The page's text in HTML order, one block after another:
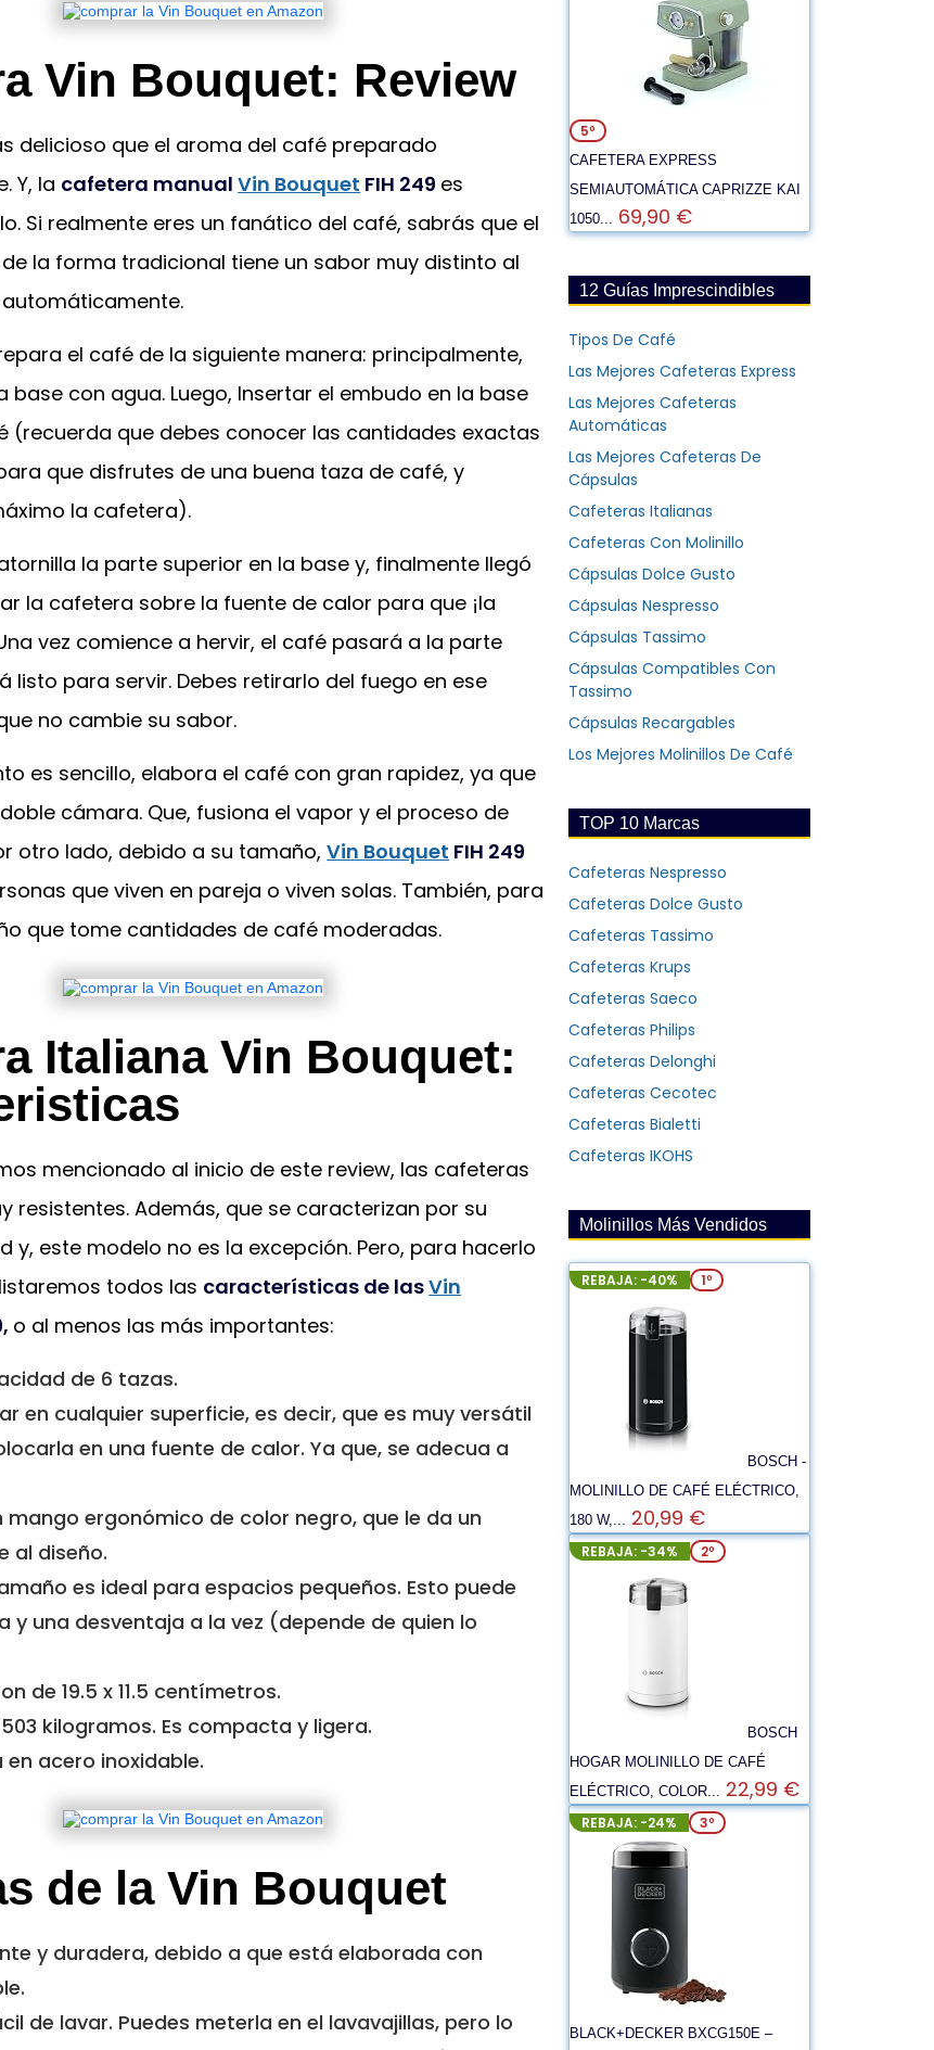
Vin Bouquet: Review
delicioso que el aroma del café preparado
Y, la cafetera manualVin Bouquet FIH 249 es
Si realmente eres un fanático del café, sabrás que el
la forma tradicional tiene un sabor muy distinto al
el café de la siguiente manera: principalmente,
base con agua. Luego, Insertar el embudo en la base
(recuerda que debes conocer las cantidades exactas
que disfrutes de una buena taza de café, y
la cafetera).
la parte superior en la base y, finalmente llegó
la cafetera sobre la fuente de calor para que ¡la
vez comience a hervir, el café pasará a la parte
listo para servir. Debes retirarlo del fuego en ese
no cambie su sabor.
es sencillo, elabora el café con gran rapidez, ya que
cámara. Que, fusiona el vapor y el proceso de
otro lado, debido a su tamaño,Vin Bouquet FIH 249
que viven en pareja o viven solas. También, para
que tome cantidades de café moderadas.
Italiana Vin Bouquet:
mencionado al inicio de este review, las cafeteras
resistentes. Además, que se caracterizan por su
y, este modelo no es la excepción. Pero, para hacerlo
todos las características de lasVin
o al menos las más importantes:
de 6 tazas.
en cualquier superficie, es decir, que es muy versátil
en una fuente de calor. Ya que, se adecua a
mango ergonómico de color negro, que le da un
al diseño.
es ideal para espacios pequeños. Esto puede
y una desventaja a la vez (depende de quien lo
de 19.5 x 11.5 centímetros.
kilogramos. Es compacta y ligera.
acero inoxidable.
de la Vin Bouquet
y duradera, debido a que está elaborada con
de lavar. Puedes meterla en el lavavajillas, pero lo
5º
CAFETERA EXPRESS
SEMIAUTOMÁTICA CAPRIZZE KAI
1050... 69,90 €
12 Guías Imprescindibles
Tipos De Café
Las Mejores Cafeteras Express
Las Mejores Cafeteras
Automáticas
Las Mejores Cafeteras De
Cápsulas
Cafeteras Italianas
Cafeteras Con Molinillo
Cápsulas Dolce Gusto
Cápsulas Nespresso
Cápsulas Tassimo
Cápsulas Compatibles Con
Tassimo
Cápsulas Recargables
Los Mejores Molinillos De Café
TOP 10 Marcas
Cafeteras Nespresso
Cafeteras Dolce Gusto
Cafeteras Tassimo
Cafeteras Krups
Cafeteras Saeco
Cafeteras Philips
Cafeteras Delonghi
Cafeteras Cecotec
Cafeteras Bialetti
Cafeteras IKOHS
Molinillos Más Vendidos
REBAJA: -40% 1º
BOSCH -
MOLINILLO DE CAFÉ ELÉCTRICO,
180 W,... 20,99 €
REBAJA: -34% 2º
BOSCH
HOGAR MOLINILLO DE CAFÉ
ELÉCTRICO, COLOR... 22,99 €
REBAJA: -24% 3º
BLACK+DECKER BXCG150E –